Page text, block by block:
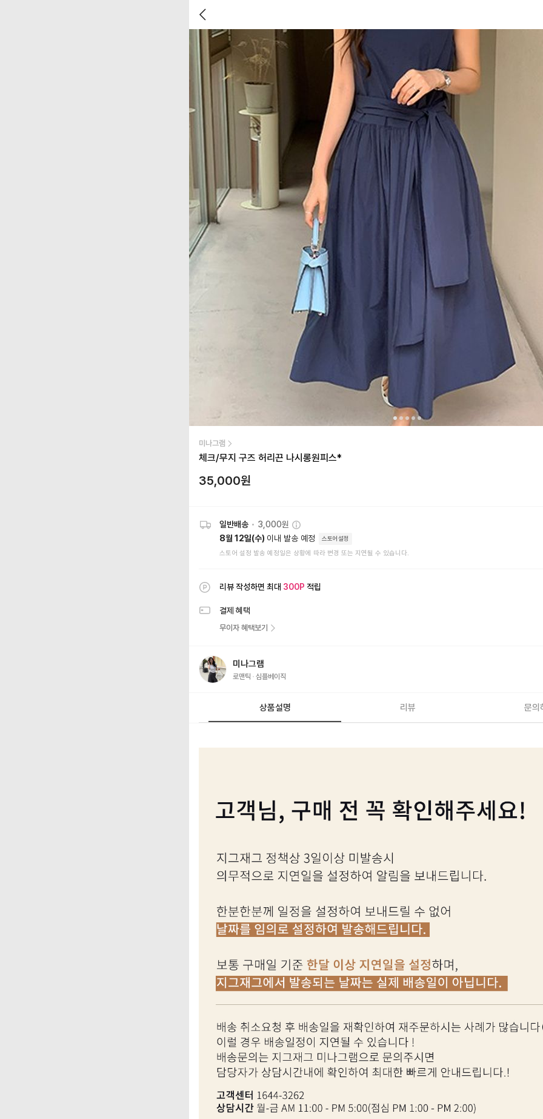
미나그램
체크/무지 구즈 허리끈 나시롱원피스*
35,000원
일반배송 • 3,000원
8월 12일(수) 이내 발송 예정 스토어설정
스토어 설정 발송 예정일은 상황에 따라 변경 또는 지연될 수 있습니다.
리뷰 작성하면 최대 300P 적립
결제 혜택
무이자 혜택보기
미나그램
로맨틱 심플베이직
상품설명 리뷰 문의